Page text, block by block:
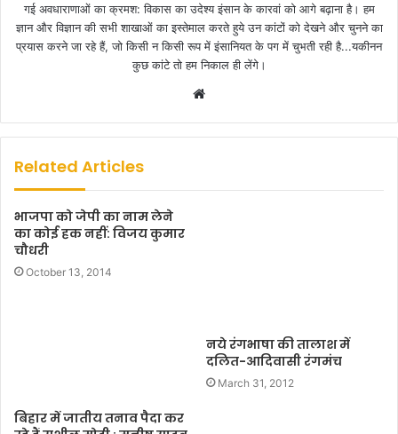
गई अवधाराणाओं का क्रमश: विकास का उदेश्य इंसान के कारवां को आगे बढ़ाना है। हम
ज्ञान और विज्ञान की सभी शाखाओं का इस्तेमाल करते हुये उन कांटों को देखने और चुनने का
प्रयास करने जा रहे हैं, जो किसी न किसी रूप में इंसानियत के पग में चुभती रही है...यकीनन
कुछ कांटे तो हम निकाल ही लेंगे।
b
Related Articles
भाजपा को जेपी का नाम लेने
का कोई हक नहीं: विजय कुमार
चौधरी
October 13, 2014
नये रंगभाषा की तालाश में
दलित-आदिवासी रंगमंच
March 31, 2012
बिहार में जातीय तनाव पैदा कर